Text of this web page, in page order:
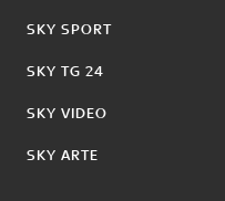
SKY SPORT
SKY TG 24
SKY VIDEO
SKY ARTE